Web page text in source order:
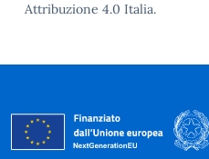
Attribuzione 4.0 Italia.